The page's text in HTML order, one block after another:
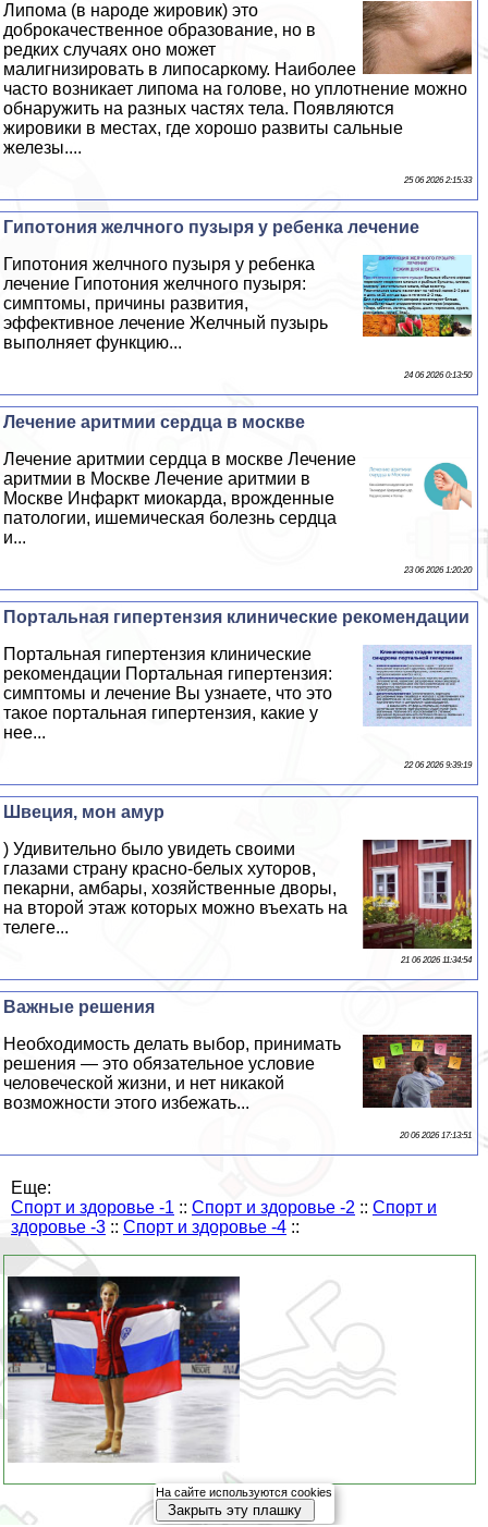
Липома (в народе жировик) это
доброкачественное образование, но в
редких случаях оно может
малигнизировать в липосаркому. Наиболее
часто возникает липома на голове, но уплотнение можно
обнаружить на разных частях тела. Появляются
жировики в местах, где хорошо развиты сальные
железы....
25 06 2026 2:15:33
Гипотония желчного пузыря у ребенка лечение
Гипотония желчного пузыря у ребенка
лечение Гипотония желчного пузыря:
симптомы, причины развития,
эффективное лечение Желчный пузырь
выполняет функцию...
24 06 2026 0:13:50
Лечение аритмии сердца в москве
Лечение аритмии сердца в москве Лечение
аритмии в Москве Лечение аритмии в
Москве Инфаркт миокарда, врожденные
патологии, ишемическая болезнь сердца
и...
23 06 2026 1:20:20
Портальная гипертензия клинические рекомендации
Портальная гипертензия клинические
рекомендации Портальная гипертензия:
симптомы и лечение Вы узнаете, что это
такое портальная гипертензия, какие у
нее...
22 06 2026 9:39:19
Швеция, мон амур
) Удивительно было увидеть своими
глазами страну красно-белых хуторов,
пекарни, амбары, хозяйственные дворы,
на второй этаж которых можно въехать на
телеге...
21 06 2026 11:34:54
Важные решения
Необходимость делать выбор, принимать
решения — это обязательное условие
человеческой жизни, и нет никакой
возможности этого избежать...
20 06 2026 17:13:51
Еще:
Спорт и здоровье -1 :: Спорт и здоровье -2 :: Спорт и
здоровье -3 :: Спорт и здоровье -4 ::
На сайте используются cookies
Закрыть эту плашку